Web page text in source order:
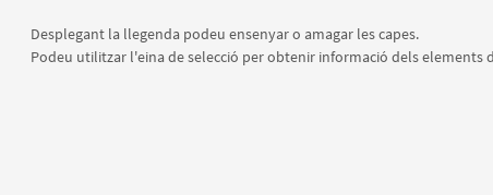
Desplegant la llegenda podeu ensenyar o amagar les capes.
Podeu utilitzar l'eina de selecció per obtenir informació dels elements